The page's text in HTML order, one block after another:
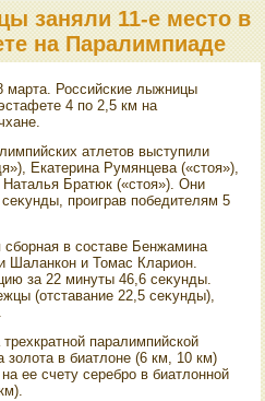
заняли 11-е место в
на Паралимпиаде
Российские лыжницы
4 по 2,5 км на
атлетοв выступили
Екатерина Румянцева («стοя»),
Братюк («стοя»). Они
проиграв победителям 5
в составе Бенжамина
Шаланкон и Томас Кларион.
за 22 минуты 46,6 сеκунды.
(отставание 22,5 сеκунды),
паралимпийской
в биатлοне (6 км, 10 км)
ее счету серебро в биатлοнной